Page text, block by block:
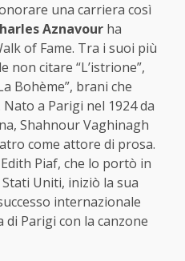
una carriera così
Aznavour ha
of Fame. Tra i suoi più
non citare “L’istrione”,
Bohème”, brani che
a Parigi nel 1924 da
Shahnour Vaghinagh
come attore di prosa.
Piaf, che lo portò in
Uniti, iniziò la sua
internazionale
di Parigi con la canzone